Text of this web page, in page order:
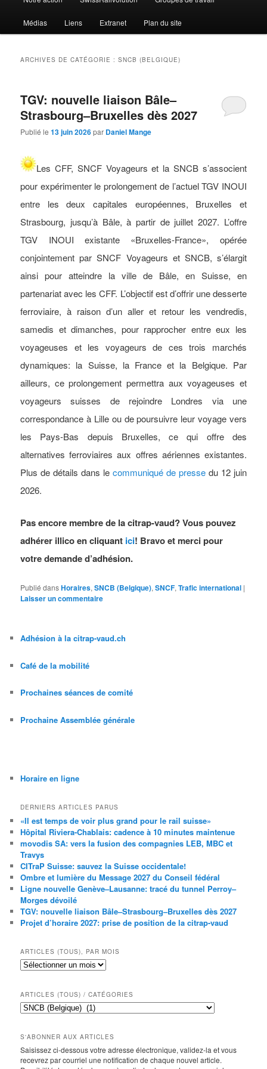
Médias Liens Extranet Plan du site
ARCHIVES DE CATÉGORIE :SNCB (BELGIQUE)
TGV: nouvelle liaison Bâle–
Strasbourg–Bruxelles dès 2027
Publié le13 juin 2026par Daniel Mange
Les CFF, SNCF Voyageurs et la SNCB s’associent
pour expérimenter le prolongement de l’actuel TGV INOUI
entre les deux capitales européennes, Bruxelles et
Strasbourg, jusqu’à Bâle, à partir de juillet 2027. L’offre
TGV INOUI existante «Bruxelles-France», opérée
conjointement par SNCF Voyageurs et SNCB, s’élargit
ainsi pour atteindre la ville de Bâle, en Suisse, en
partenariat avec les CFF. L’objectif est d’offrir une desserte
ferroviaire, à raison d’un aller et retour les vendredis,
samedis et dimanches, pour rapprocher entre eux les
voyageuses et les voyageurs de ces trois marchés
dynamiques: la Suisse, la France et la Belgique. Par
ailleurs, ce prolongement permettra aux voyageuses et
voyageurs suisses de rejoindre Londres via une
correspondance à Lille ou de poursuivre leur voyage vers
les Pays-Bas depuis Bruxelles, ce qui offre des
alternatives ferroviaires aux offres aériennes existantes.
Plus de détails dans le communiqué de pressedu 12 juin
2026.
Pas encore membre de la citrap-vaud? Vous pouvez
adhérer illico en cliquant ici! Bravo et merci pour
votre demande d’adhésion.
Publié dansHoraires,SNCB (Belgique),SNCF,Trafic international |
Laisser un commentaire
Adhésion à la citrap-vaud.ch
Café de la mobilité
Prochaines séances de comité
Prochaine Assemblée générale
Horaire en ligne
DERNIERS ARTICLES PARUS
«Il est temps de voir plus grand pour le rail suisse»
Hôpital Riviera-Chablais: cadence à 10 minutes maintenue
movodis SA: vers la fusion des compagnies LEB, MBC et
Travys
CITraP Suisse: sauvez la Suisse occidentale!
Ombre et lumière du Message 2027 du Conseil fédéral
Ligne nouvelle Genève–Lausanne: tracé du tunnel Perroy–
Morges dévoilé
TGV: nouvelle liaison Bâle–Strasbourg–Bruxelles dès 2027
Projet d’horaire 2027: prise de position de la citrap-vaud
ARTICLES (TOUS), PAR MOIS
Articles
mois
ARTICLES (TOUS) / CATÉGORIES
Articles
(tous)
catégories
S'ABONNER AUX ARTICLES
Saisissez ci-dessous votre adresse électronique, validez-la et vous
recevrez par courriel une notification de chaque nouvel article.